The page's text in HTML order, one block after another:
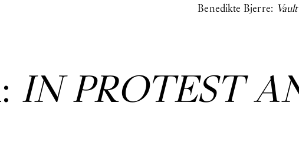
Benedikte Bjerre: Vault
IN PROTEST